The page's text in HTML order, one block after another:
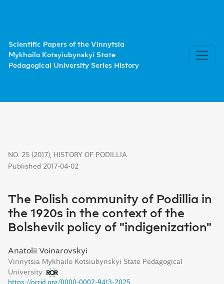
Scientific Papers of the Vinnytsia
Mykhailo Kotsyiubynskyi State
Pedagogical University Series History
NO. 25 (2017) HISTORY OF PODILLIA
The Polish community of Podillia in
the 1920s in the context of the
Bolshevik policy of "indigenization"
Published 2017-04-02
Anatolii Voinarovskyi
Vinnytsia Mykhailo Kotsiubynskyi State Pedagogical
University
https://orcid.org/0000-0002-9413-2025